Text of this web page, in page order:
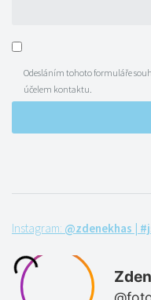
Odesláním tohoto formuláře
účelem kontaktu.
Instagram: @zdenekhas |